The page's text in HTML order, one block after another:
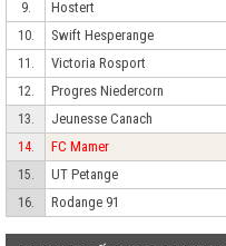
9.
Hostert
10.
Swift Hesperange
11.
Victoria Rosport
12.
Progres Niedercorn
13.
Jeunesse Canach
14.
FC Mamer
15.
UT Petange
16.
Rodange 91